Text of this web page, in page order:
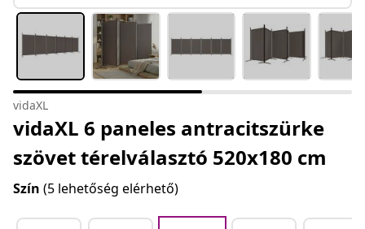
vidaXL
vidaXL 6 paneles antracitszürke
szövet térelválasztó 520x180 cm
Szín (5 lehetőség elérhető)